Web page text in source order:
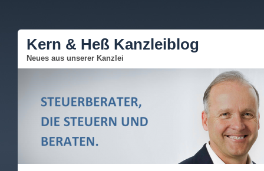
Kern & Heß Kanzleiblog
Neues aus unserer Kanzlei